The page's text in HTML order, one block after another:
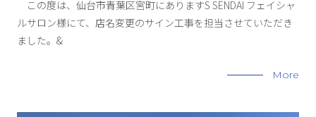
この度は、仙台市青葉区宮町にありますS SENDAI フェイシャ
ルサロン様にて、店名変更のサイン工事を担当させていただき
ました。&
More